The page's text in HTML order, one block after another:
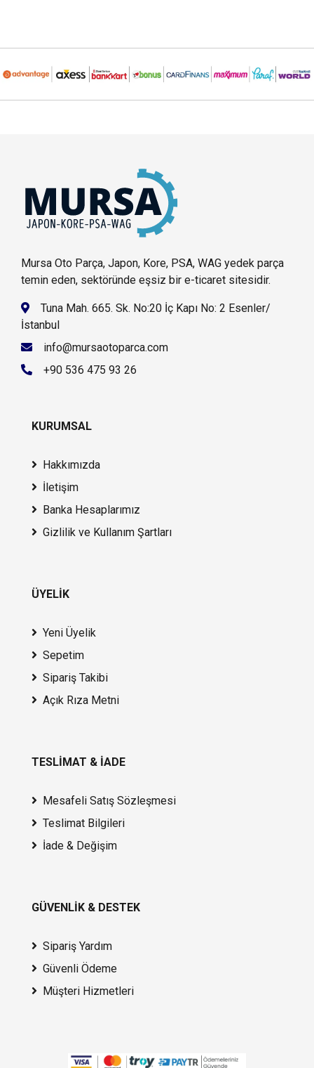
Mursa Oto Parça, Japon, Kore, PSA, WAG yedek parça
temin eden, sektöründe eşsiz bir e-ticaret sitesidir.
Tuna Mah. 665. Sk. No:20 İç Kapı No: 2 Esenler/
İstanbul
info@mursaotoparca.com
+90 536 475 93 26
KURUMSAL
Hakkımızda
İletişim
Banka Hesaplarımız
Gizlilik ve Kullanım Şartları
ÜYELİK
Yeni Üyelik
Sepetim
Sipariş Takibi
Açık Rıza Metni
TESLİMAT & İADE
Mesafeli Satış Sözleşmesi
Teslimat Bilgileri
İade & Değişim
GÜVENLİK & DESTEK
Sipariş Yardım
Güvenli Ödeme
Müşteri Hizmetleri